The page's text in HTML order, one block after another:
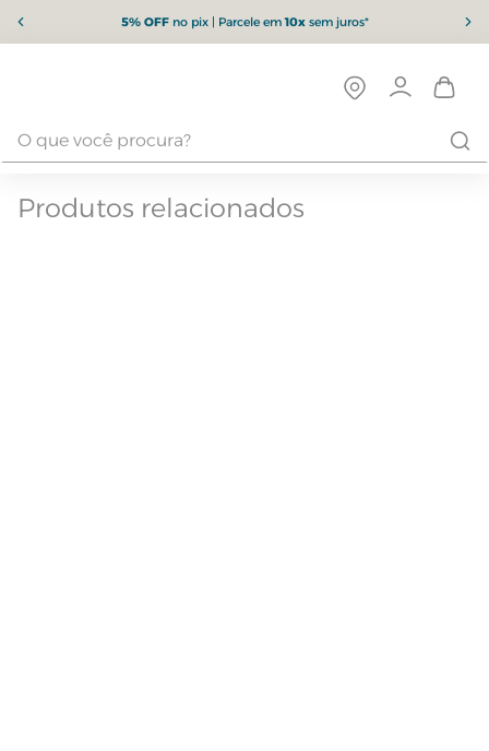
5% OFFno pix | Parcele em10xsem juros*
Produtos relacionados